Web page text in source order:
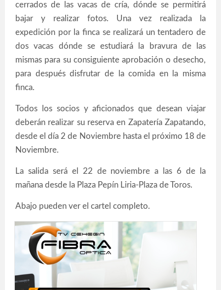
cerrados de las vacas de cría, dónde se permitirá
bajar y realizar fotos. Una vez realizada la
expedición por la finca se realizará un tentadero de
dos vacas dónde se estudiará la bravura de las
mismas para su consiguiente aprobación o desecho,
para después disfrutar de la comida en la misma
finca.
Todos los socios y aficionados que desean viajar
deberán realizar su reserva en Zapatería Zapatando,
desde el día 2 de Noviembre hasta el próximo 18 de
Noviembre.
La salida será el 22 de noviembre a las 6 de la
mañana desde la Plaza Pepín Liria-Plaza de Toros.
Abajo pueden ver el cartel completo.